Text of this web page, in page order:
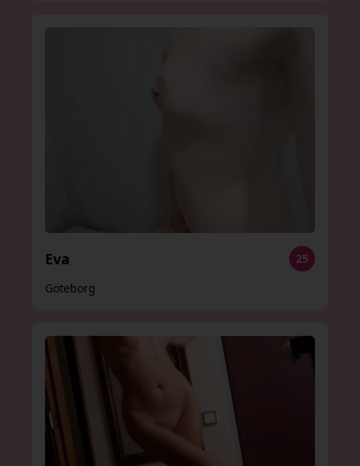
Eva
25
Göteborg